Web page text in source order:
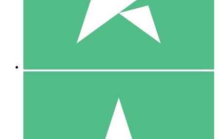
10 00
10 Downloads
20 00